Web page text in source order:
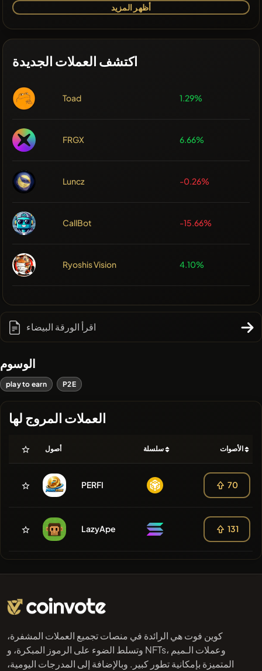
أظهر المزيد
اكتشف العملات الجديدة
Toad 1.29%
FRGX 6.66%
Luncz -0.26%
CallBot -15.66%
Ryoshis Vision 4.10%
اقرأ الورقة البيضاء
الوسوم
play to earn P2E
العملات المروج لها
أصول سلسلة الأصوات
PERFI 70
LazyApe 131
كوين فوت هي الرائدة في منصات تجميع العملات المشفرة،
وتسلط الضوء على الرموز المبكرة، و NFTs، وعملات الـميم
المتميزة بإمكانية تطور كبير. وبالإضافة إلى المدرجات اليومية،